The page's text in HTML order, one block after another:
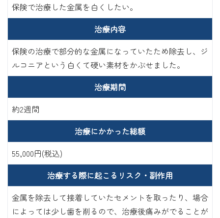
保険で治療した金属を白くしたい。
治療内容
保険の治療で部分的な金属になっていたため除去し、ジ
ルコニアという白くて硬い素材をかぶせました。
治療期間
約2週間
治療にかかった総額
55,000円(税込)
治療する際に起こるリスク・副作用
金属を除去して接着していたセメントを取ったり、場合
によっては少し歯を削るので、治療後痛みがでることが